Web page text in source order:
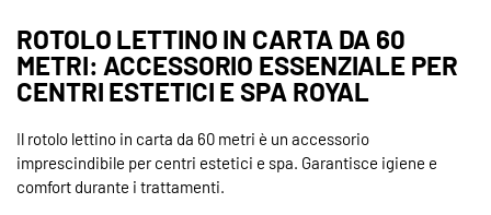
ROTOLO LETTINO IN CARTA DA 60
METRI: ACCESSORIO ESSENZIALE PER
CENTRI ESTETICI E SPA ROYAL
Il rotolo lettino in carta da 60 metri è un accessorio
imprescindibile per centri estetici e spa. Garantisce igiene e
comfort durante i trattamenti.